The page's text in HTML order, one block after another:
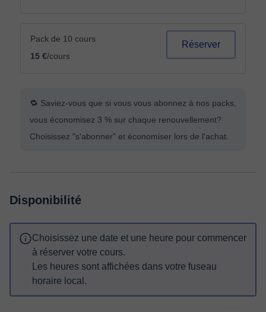
Pack de 10 cours
15 €/cours
Réserver
🔁 Saviez-vous que si vous vous abonnez à nos packs,
vous économisez 3 % sur chaque renouvellement?
Choisissez "s'abonner" et économiser lors de l'achat.
Disponibilité
Choisissez une date et une heure pour commencer
à réserver votre cours.
Les heures sont affichées dans votre fuseau
horaire local.